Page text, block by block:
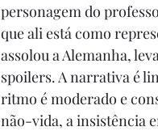
personagem do
que ali está como
assolou a Alemanha,
spoilers. A narrativa é
ritmo é moderado e
não-vida, a insistência